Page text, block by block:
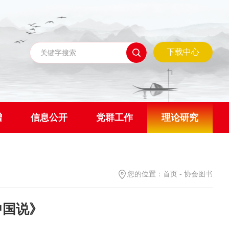
下载中心
信息公开 党群工作 理论研究
您的位置： 首页 - 协会图书
说》